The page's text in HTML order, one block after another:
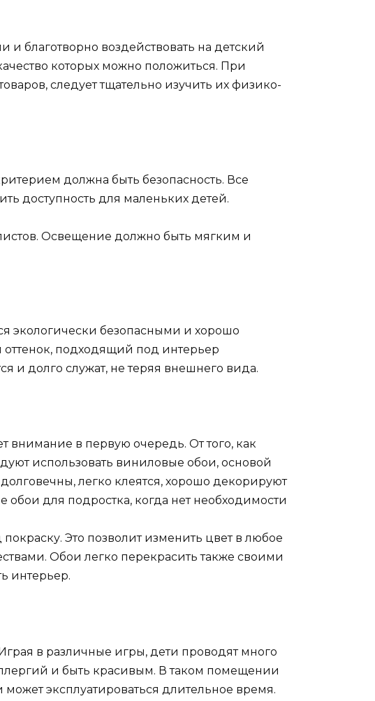
благотворно воздействовать на детский
которых можно положиться. При
следует тщательно изучить их физико-
должна быть безопасность. Все
доступность для маленьких детей.
Освещение должно быть мягким и
экологически безопасными и хорошо
подходящий под интерьер
и долго служат, не теряя внешнего вида.
внимание в первую очередь. От того, как
использовать виниловые обои, основой
легко клеятся, хорошо декорируют
для подростка, когда нет необходимости
Это позволит изменить цвет в любое
Обои легко перекрасить также своими
интерьер.
в различные игры, дети проводят много
и быть красивым. В таком помещении
эксплуатироваться длительное время.